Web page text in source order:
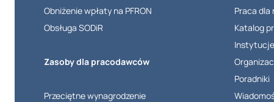
Obniżenie wpłaty na PFRON
Obsługa SODiR
Zasoby dla pracodawców
Przeciętne wynagrodzenie
Praca dla
Katalog
Instytucje
Poradniki